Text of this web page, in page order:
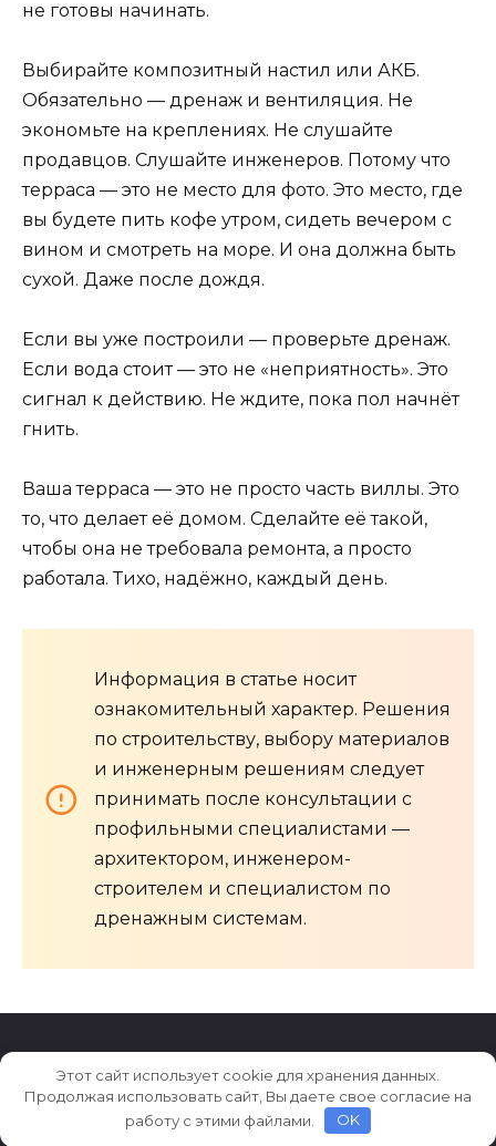
не готовы начинать.
Выбирайте композитный настил или АКБ.
Обязательно — дренаж и вентиляция. Не
экономьте на креплениях. Не слушайте
продавцов. Слушайте инженеров. Потому что
терраса — это не место для фото. Это место, где
вы будете пить кофе утром, сидеть вечером с
вином и смотреть на море. И она должна быть
сухой. Даже после дождя.
Если вы уже построили — проверьте дренаж.
Если вода стоит — это не «неприятность». Это
сигнал к действию. Не ждите, пока пол начнёт
гнить.
Ваша терраса — это не просто часть виллы. Это
то, что делает её домом. Сделайте её такой,
чтобы она не требовала ремонта, а просто
работала. Тихо, надёжно, каждый день.
Информация в статье носит
ознакомительный характер. Решения
по строительству, выбору материалов
и инженерным решениям следует
принимать после консультации с
профильными специалистами —
архитектором, инженером-
строителем и специалистом по
дренажным системам.
© 2026 Archiludi.ru
Этот сайт использует cookie для хранения данных.
Продолжая использовать сайт, Вы даете свое согласие на
работу с этими файлами.
OK